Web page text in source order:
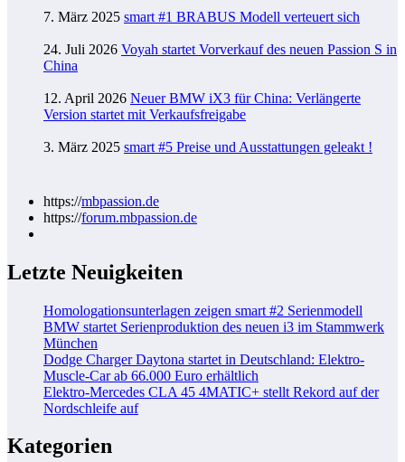
7. März 2025 smart #1 BRABUS Modell verteuert sich
24. Juli 2026 Voyah startet Vorverkauf des neuen Passion S in
China
12. April 2026 Neuer BMW iX3 für China: Verlängerte
Version startet mit Verkaufsfreigabe
3. März 2025 smart #5 Preise und Ausstattungen geleakt !
https://mbpassion.de
https://forum.mbpassion.de
Letzte Neuigkeiten
Homologationsunterlagen zeigen smart #2 Serienmodell
BMW startet Serienproduktion des neuen i3 im Stammwerk
München
Dodge Charger Daytona startet in Deutschland: Elektro-
Muscle-Car ab 66.000 Euro erhältlich
Elektro-Mercedes CLA 45 4MATIC+ stellt Rekord auf der
Nordschleife auf
Kategorien